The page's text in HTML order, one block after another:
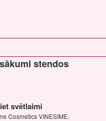
stendos
svētlaimi
Cosmetics VINESIME.